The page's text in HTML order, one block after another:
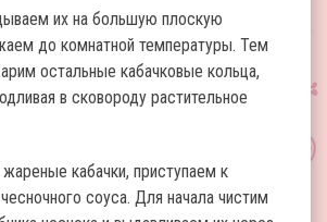
их на большую плоскую
до комнатной температуры. Тем
остальные кабачковые кольца,
в сковороду растительное
кабачки, приступаем к
соуса. Для начала чистим